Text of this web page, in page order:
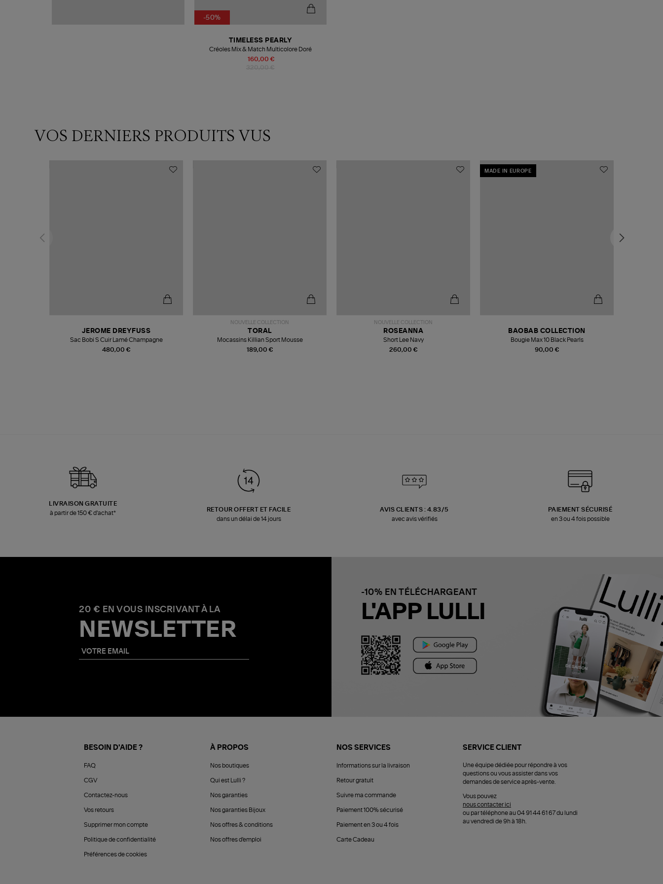
-50%
160,00 €
TIMELESS PEARLY
Créoles Mix & Match Multicolore Doré
VOS DERNIERS PRODUITS VUS
480,00 €
JEROME DREYFUSS
Sac Bobi S Cuir Lamé Champagne
NOUVELLE COLLECTION
189,00 €
TORAL
Mocassins Killian Sport Mousse
NOUVELLE COLLECTION
260,00 €
ROSEANNA
Short Lee Navy
MADE IN EUROPE
90,00 €
BAOBAB COLLECTION
Bougie Max 10 Black Pearls
LIVRAISON GRATUITE
à partir de 150 € d'achat*
RETOUR OFFERT ET FACILE
dans un délai de 14 jours
AVIS CLIENTS : 4.83/5
avec avis vérifiés
PAIEMENT SÉCURISÉ
en 3 ou 4 fois possible
20 € EN VOUS INSCRIVANT À LA
NEWSLETTER
-10% EN TÉLÉCHARGEANT
L'APP LULLI
BESOIN D'AIDE ?
FAQ
CGV
Contactez-nous
Vos retours
Supprimer mon compte
Politique de confidentialité
Préférences de cookies
À PROPOS
Nos boutiques
Qui est Lulli ?
Nos garanties
Nos garanties Bijoux
Nos offres & conditions
Nos offres d'emploi
NOS SERVICES
Informations sur la livraison
Retour gratuit
Suivre ma commande
Paiement 100% sécurisé
Paiement en 3 ou 4 fois
Carte Cadeau
SERVICE CLIENT
Une équipe dédiée pour répondre à vos
questions ou vous assister dans vos
demandes de service après-vente.
Vous pouvez
nous contacter ici
ou par téléphone au 04 91 44 61 67 du lundi
au vendredi de 9h à 18h.